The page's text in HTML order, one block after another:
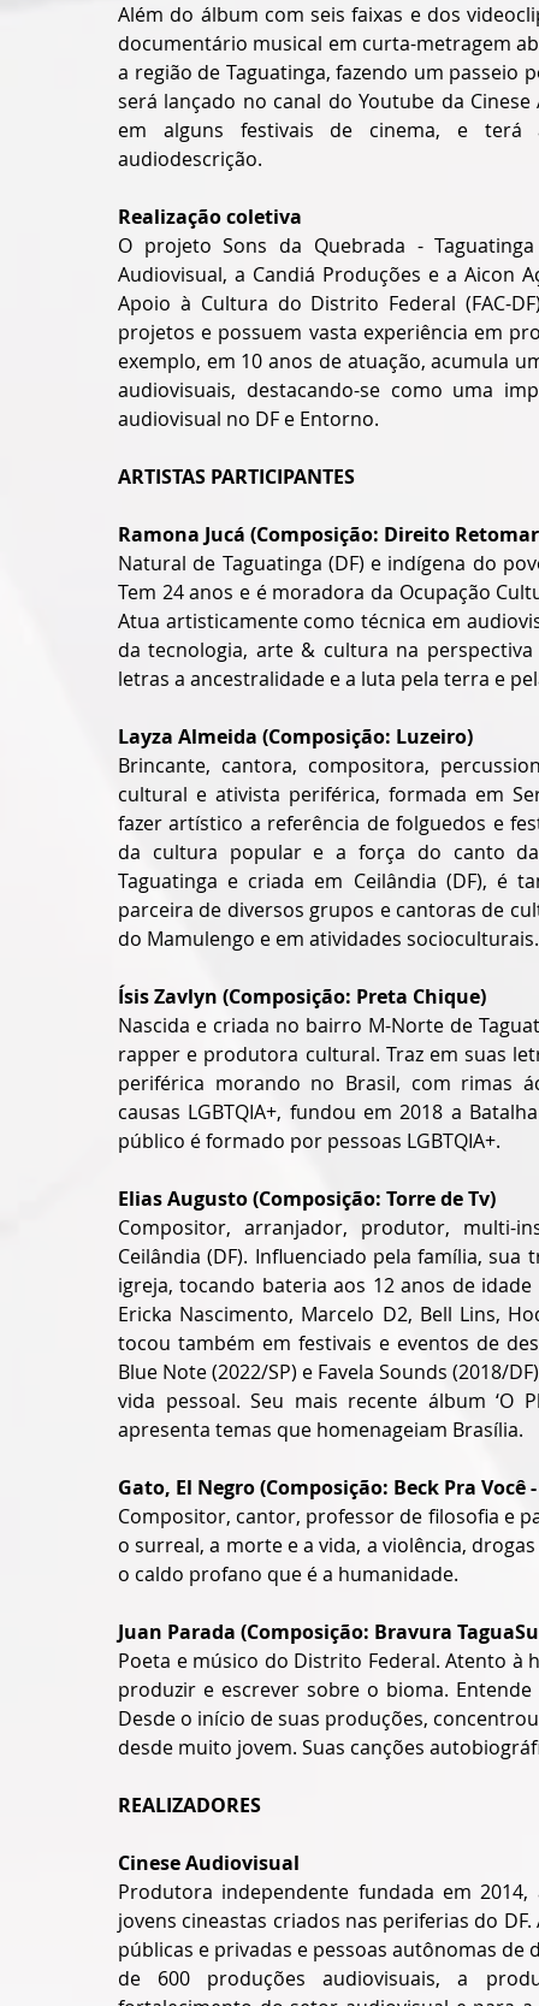
Além do álbum com seis faixas e dos
documentário musical em curta-metragem
a região de Taguatinga, fazendo um
será lançado no canal do Youtube da
em alguns festivais de cinema, e terá
audiodescrição.
Realização coletiva
O projeto Sons da Quebrada -
Audiovisual, a Candiá Produções e a Aicon
Apoio à Cultura do Distrito Federal (FAC-
projetos e possuem vasta experiência em
exemplo, em 10 anos de atuação, acumula
audiovisuais, destacando-se como uma
audiovisual no DF e Entorno.
ARTISTAS PARTICIPANTES
Ramona Jucá (Composição: Direito
Natural de Taguatinga (DF) e indígena do
Tem 24 anos e é moradora da Ocupação
Atua artisticamente como técnica em
da tecnologia, arte & cultura na
letras a ancestralidade e a luta pela terra e
Layza Almeida (Composição: Luzeiro)
Brincante, cantora, compositora,
cultural e ativista periférica, formada em
fazer artístico a referência de folguedos e
da cultura popular e a força do canto
Taguatinga e criada em Ceilândia (DF), é
parceira de diversos grupos e cantoras de
do Mamulengo e em atividades socioculturais.
Ísis Zavlyn (Composição: Preta Chique)
Nascida e criada no bairro M-Norte de
rapper e produtora cultural. Traz em suas
periférica morando no Brasil, com rimas
causas LGBTQIA+, fundou em 2018 a
público é formado por pessoas LGBTQIA+.
Elias Augusto (Composição: Torre de Tv)
Compositor, arranjador, produtor, multi-
Ceilândia (DF). Influenciado pela família,
igreja, tocando bateria aos 12 anos de
Ericka Nascimento, Marcelo D2, Bell Lins,
tocou também em festivais e eventos de
Blue Note (2022/SP) e Favela Sounds (2018/
vida pessoal. Seu mais recente álbum ‘O
apresenta temas que homenageiam Brasília.
Gato, El Negro (Composição: Beck Pra
Compositor, cantor, professor de filosofia e
o surreal, a morte e a vida, a violência,
o caldo profano que é a humanidade.
Juan Parada (Composição: Bravura
Poeta e músico do Distrito Federal. Atento à
produzir e escrever sobre o bioma.
Desde o início de suas produções,
desde muito jovem. Suas canções
REALIZADORES
Cinese Audiovisual
Produtora independente fundada em
jovens cineastas criados nas periferias do
públicas e privadas e pessoas autônomas
de 600 produções audiovisuais, a